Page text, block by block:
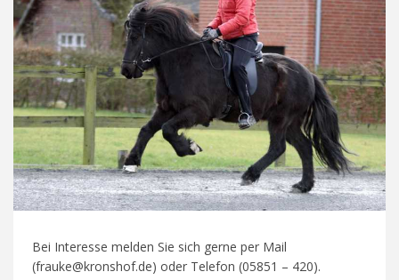
Bei Interesse melden Sie sich gerne per Mail
(frauke@kronshof.de) oder Telefon (05851 – 420).